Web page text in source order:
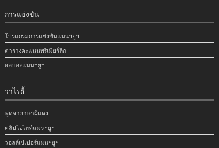
การแข่งขัน
โปรแกรมการแข่งขันแมนฯยูฯ
ตารางคะแนนพรีเมียร์ลีก
ผลบอลแมนฯยูฯ
วาไรตี้
พูดจาภาษาผีแดง
คลิปไฮไลท์แมนฯยูฯ
วอลล์เปเปอร์แมนฯยูฯ